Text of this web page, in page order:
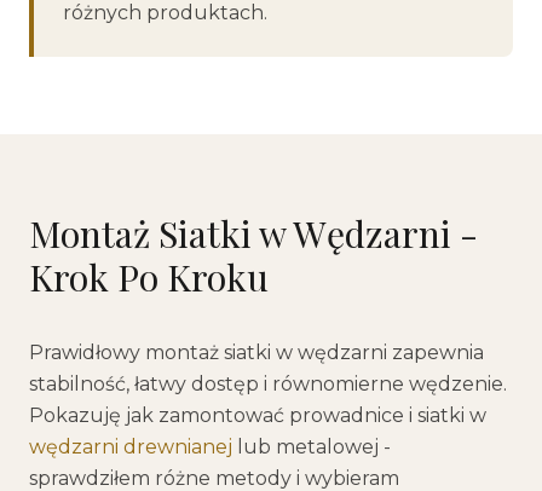
różnych produktach.
Montaż Siatki w Wędzarni -
Krok Po Kroku
Prawidłowy montaż siatki w wędzarni zapewnia
stabilność, łatwy dostęp i równomierne wędzenie.
Pokazuję jak zamontować prowadnice i siatki w
wędzarni drewnianej lub metalowej -
sprawdziłem różne metody i wybieram